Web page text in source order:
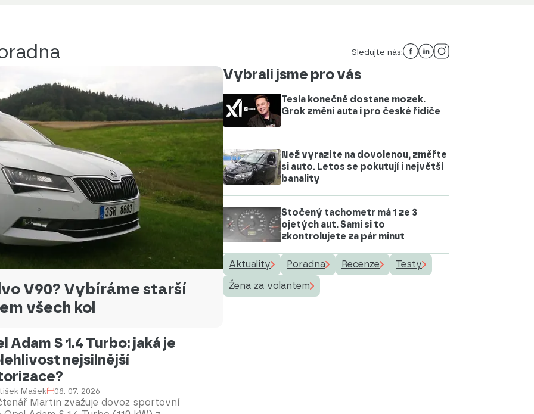
Sledujte nás:
V90? Vybíráme starší
všech kol
Vybrali jsme pro vás
Tesla konečně dostane mozek.
Grok změní auta i pro české řidiče
Než vyrazíte na dovolenou, změřte
si auto. Letos se pokutují i největší
banality
Stočený tachometr má 1 ze 3
ojetých aut. Sami si to
zkontrolujete za pár minut
Aktuality Poradna Recenze
Testy
Žena za volantem
Adam S 1.4 Turbo: jaká je
nejsilnější
Mašek 08. 07. 2026
Martin zvažuje dovoz sportovní